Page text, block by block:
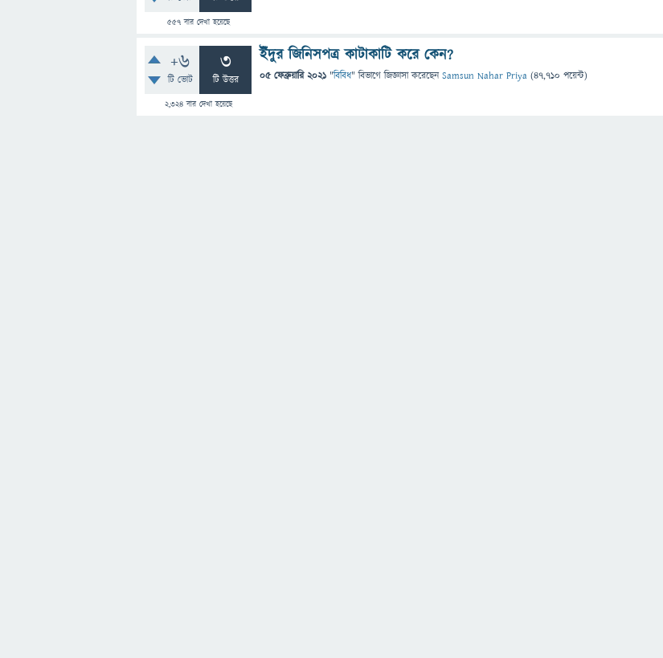
557বার দেখা হয়েছে
+6
টি ভোট
3
টি উত্তর
2,324বার দেখা হয়েছে
ইঁদুর জিনিসপত্র কাটাকাটি করে কেন?
05 ফেব্রুয়ারি 2021 "বিবিধ" বিভাগে জিজ্ঞাসাকরেছেনSamsun Nahar Priya (47,710 পয়েন্ট)